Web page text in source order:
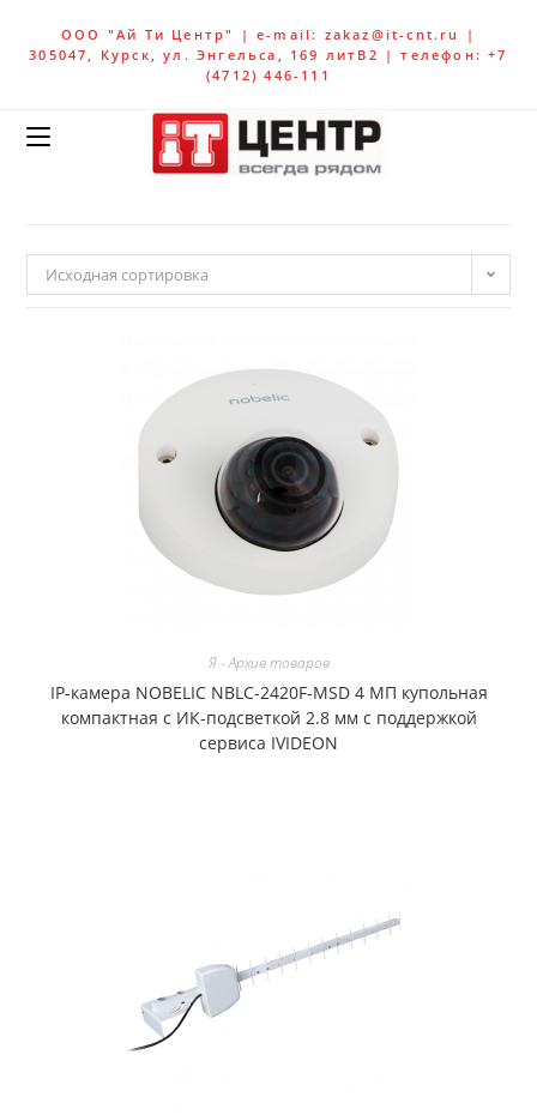
ООО "Ай Ти Центр" | e-mail: zakaz@it-cnt.ru |
305047, Курск, ул. Энгельса, 169 литВ2 | телефон: +7
(4712) 446-111
Исходная сортировка
Я - Архив товаров
IP-камера NOBELIC NBLC-2420F-MSD 4 МП купольная
компактная с ИК-подсветкой 2.8 мм c поддержкой
сервиса IVIDEON